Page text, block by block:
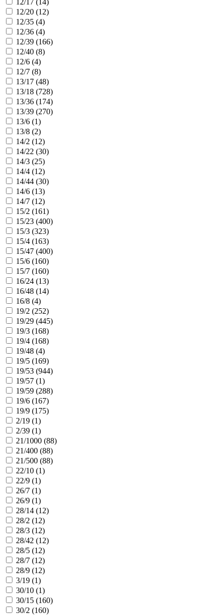
12/20 (12)
12/35 (4)
12/36 (4)
12/39 (166)
12/40 (8)
12/6 (4)
12/7 (8)
13/17 (48)
13/18 (728)
13/36 (174)
13/39 (270)
13/6 (1)
13/8 (2)
14/2 (12)
14/22 (30)
14/3 (25)
14/4 (12)
14/44 (30)
14/6 (13)
14/7 (12)
15/2 (161)
15/23 (400)
15/3 (323)
15/4 (163)
15/47 (400)
15/6 (160)
15/7 (160)
16/24 (13)
16/48 (14)
16/8 (4)
19/2 (252)
19/29 (445)
19/3 (168)
19/4 (168)
19/48 (4)
19/5 (169)
19/53 (944)
19/57 (1)
19/59 (288)
19/6 (167)
19/9 (175)
2/19 (1)
2/39 (1)
21/1000 (88)
21/400 (88)
21/500 (88)
22/10 (1)
22/9 (1)
26/7 (1)
26/9 (1)
28/14 (12)
28/2 (12)
28/3 (12)
28/42 (12)
28/5 (12)
28/7 (12)
28/9 (12)
3/19 (1)
30/10 (1)
30/15 (160)
30/2 (160)